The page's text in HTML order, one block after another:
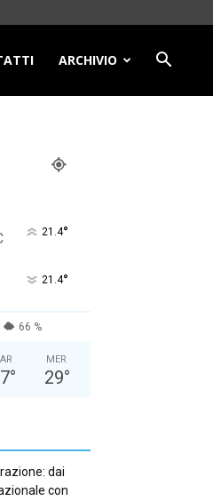
ARCHIVIO
21.4°
21.4°
66 %
°
MER
29°
dai
con